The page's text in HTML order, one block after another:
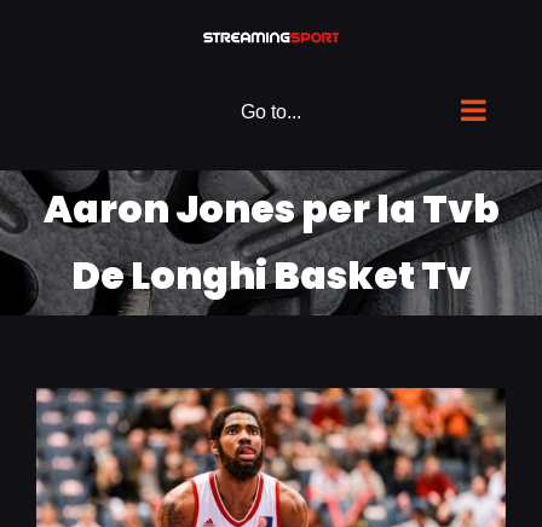
Go to...
Aaron Jones per la Tvb
De Longhi Basket Tv